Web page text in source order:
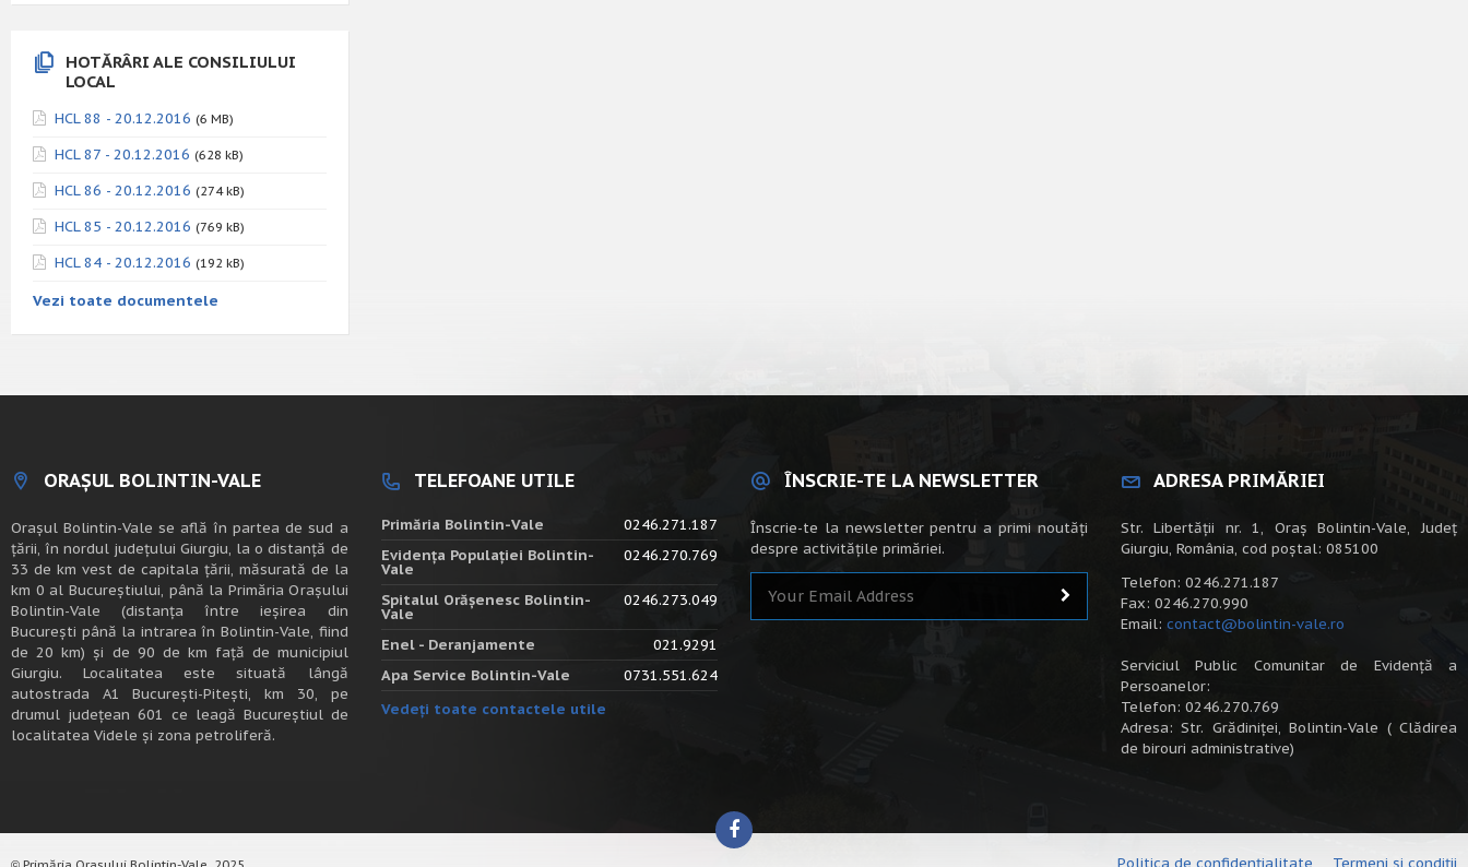
HOTĂRÂRI ALE CONSILIULUI
LOCAL
HCL 88 - 20.12.2016 (6 MB)
HCL 87 - 20.12.2016 (628 kB)
HCL 86 - 20.12.2016 (274 kB)
HCL 85 - 20.12.2016 (769 kB)
HCL 84 - 20.12.2016 (192 kB)
Vezi toate documentele
ORAȘUL BOLINTIN-VALE
Oraşul Bolintin-Vale se află în partea de sud a
ţării, în nordul judeţului Giurgiu, la o distanţă de
33 de km vest de capitala țării, măsurată de la
km 0 al Bucureștiului, până la Primăria Orașului
Bolintin-Vale (distanța între ieșirea din
București până la intrarea în Bolintin-Vale, fiind
de 20 km) şi de 90 de km faţă de municipiul
Giurgiu. Localitatea este situată lângă
autostrada A1 Bucureşti-Piteşti, km 30, pe
drumul judeţean 601 ce leagă Bucureştiul de
localitatea Videle şi zona petroliferă.
TELEFOANE UTILE
Primăria Bolintin-Vale
0246.271.187
Evidența Populației Bolintin-
Vale
0246.270.769
Spitalul Orășenesc Bolintin-
Vale
0246.273.049
Enel - Deranjamente
021.9291
Apa Service Bolintin-Vale
0731.551.624
Vedeți toate contactele utile
ÎNSCRIE-TE LA NEWSLETTER
Înscrie-te la newsletter pentru a primi noutăți
despre activitățile primăriei.
ADRESA PRIMĂRIEI
Str. Libertății nr. 1, Oraș Bolintin-Vale, Județ
Giurgiu, România, cod poștal: 085100
Telefon: 0246.271.187
Fax: 0246.270.990
Email: contact@bolintin-vale.ro
Serviciul Public Comunitar de Evidență a
Persoanelor:
Telefon: 0246.270.769
Adresa: Str. Grădiniței, Bolintin-Vale ( Clădirea
de birouri administrative)
Politica de confidențialitate Termeni și condiții